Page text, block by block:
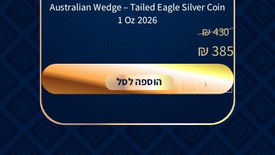
Australian Wedge – Tailed Eagle Silver Coin
1 Oz 2026
430
₪
385
₪
-
+ הוספה לסל